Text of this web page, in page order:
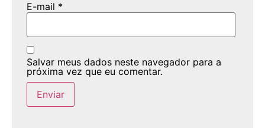
E-mail *
Salvar meus dados neste navegador para a
próxima vez que eu comentar.